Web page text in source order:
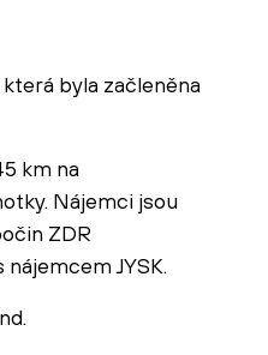
byla začleněna
km na
Nájemci jsou
ZDR
JYSK.